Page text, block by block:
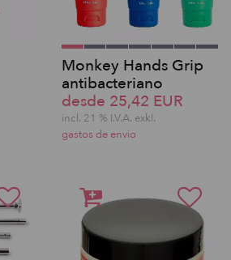
Monkey Hands Grip
antibacteriano
desde 25,42 EUR
incl. 21 % I.V.A. exkl.
gastos de envio